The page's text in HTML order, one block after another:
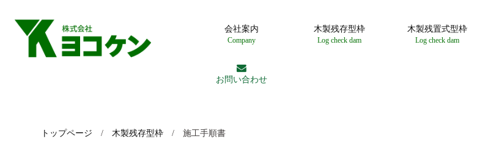
会社案内
Company
木製残存型枠
Log check dam
木製残置式型枠
Log check dam
お問い合わせ
トップページ / 木製残存型枠 / 施工手順書